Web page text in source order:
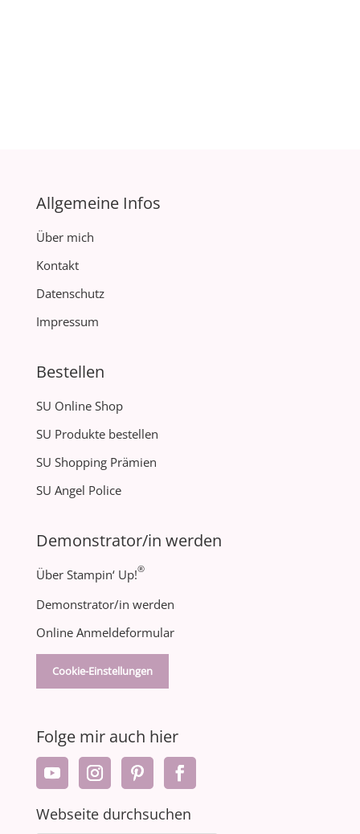
Allgemeine Infos
Über mich
Kontakt
Datenschutz
Impressum
Bestellen
SU Online Shop
SU Produkte bestellen
SU Shopping Prämien
SU Angel Police
Demonstrator/in werden
Über Stampin‘ Up!®
Demonstrator/in werden
Online Anmeldeformular
Cookie-Einstellungen
Folge mir auch hier
Webseite durchsuchen